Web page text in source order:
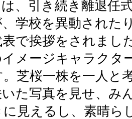
、引き続き離退任
学校を異動された
表で挨拶をされまし
メージキャラクタ
芝桜一株を一人と
た写真を見せ、み
に見えるし、素晴ら